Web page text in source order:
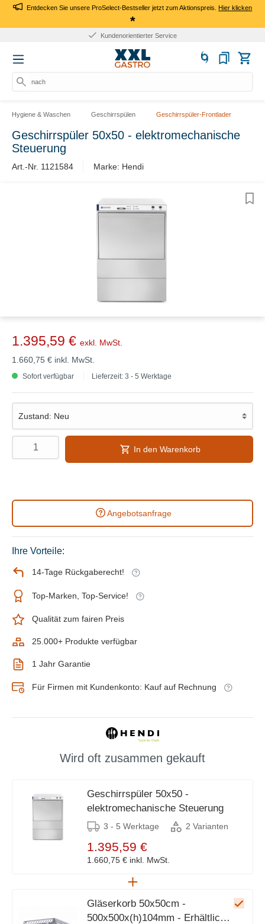
Entdecken Sie unsere ProSelect-Bestseller jetzt zum Aktionspreis.Hier klicken
*
Kundenorientierter Service
nach Pr
Hygiene & Waschen Geschirrspülen Geschirrspüler-Frontlader
Geschirrspüler 50x50 - elektromechanische
Steuerung
Art.-Nr. ​1121584 Marke: Hendi
1.395,59 € exkl. MwSt.
1.660,75 € inkl. MwSt.
Sofort verfügbar Lieferzeit: 3 - 5 Werktage
In den Warenkorb
Angebotsanfrage
Ihre Vorteile:
14-Tage Rückgaberecht!
Top-Marken, Top-Service!
Qualität zum fairen Preis
25.000+ Produkte verfügbar
1 Jahr Garantie
Für Firmen mit Kundenkonto: Kauf auf Rechnung
Wird oft zusammen gekauft
Geschirrspüler 50x50 -
elektromechanische Steuerung
3 - 5 Werktage 2 Varianten
1.395,59 €
1.660,75 € inkl. MwSt.
Gläserkorb 50x50cm -
500x500x(h)104mm - Erhältlich